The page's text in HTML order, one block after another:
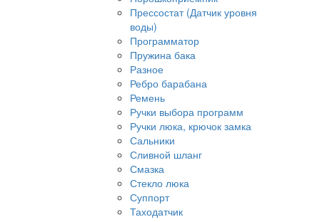
Прессостат (Датчик уровня
воды)
Программатор
Пружина бака
Разное
Ребро барабана
Ремень
Ручки выбора программ
Ручки люка, крючок замка
Сальники
Сливной шланг
Смазка
Стекло люка
Суппорт
Таходатчик